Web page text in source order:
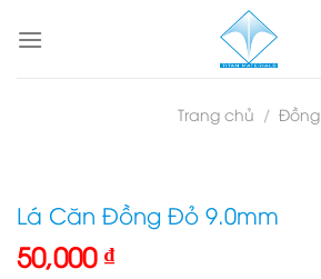
Trang chủ / Đồng
Lá Căn Đồng Đỏ 9.0mm
50,000 ₫